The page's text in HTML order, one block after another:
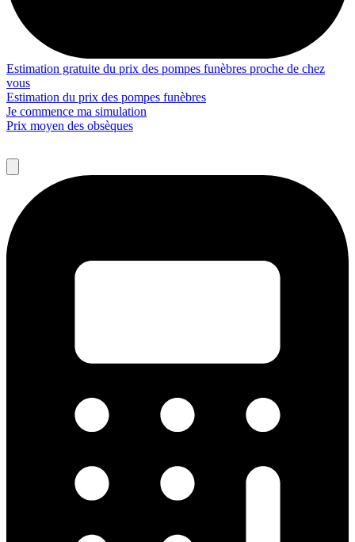
Estimation gratuite du prix des pompes funèbres proche de chez
vous
Estimation du prix des pompes funèbres
Je commence ma simulation
Prix moyen des obsèques